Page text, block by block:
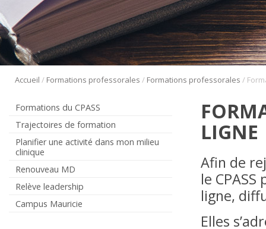
Accueil / Formations professorales / Formations professorales /
Formations du CPASS
Trajectoires de formation
Planifier une activité dans mon milieu
clinique
Renouveau MD
Relève leadership
Campus Mauricie
LIGNE
Afin de
le
ligne,
Elles